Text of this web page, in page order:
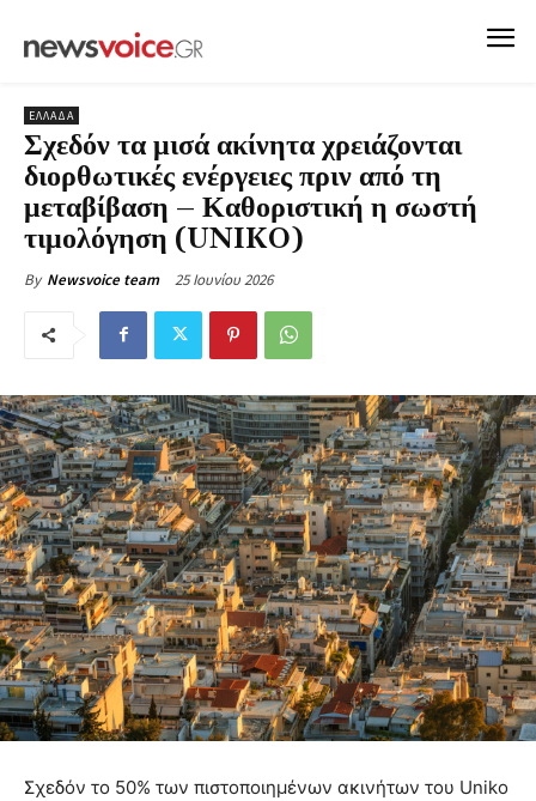
ΕΛΛΑΔΑ
Σχεδόν τα μισά ακίνητα χρειάζονται
διορθωτικές ενέργειες πριν από τη
μεταβίβαση – Καθοριστική η σωστή
τιμολόγηση (UNIKO)
By Newsvoice team 25 Ιουνίου 2026
Σχεδόν το 50% των πιστοποιημένων ακινήτων του Uniko